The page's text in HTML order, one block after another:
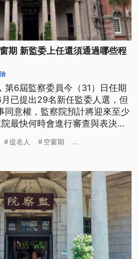
期 新監委上任還須通過哪些程
第6屆監察委員今（31）日任期
已提出29名新任監委人選，但
同意權，監察院預計將迎來至少
最快何時會進行審查與表決人
提名人 空窗期 ...